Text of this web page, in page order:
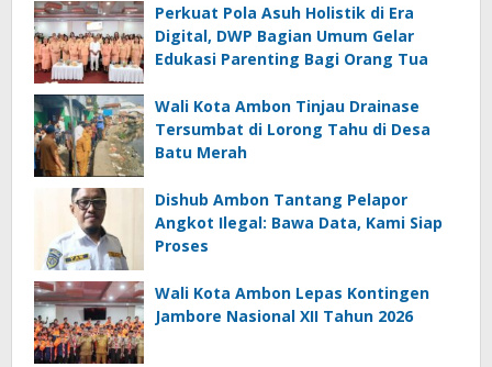
Perkuat Pola Asuh Holistik di Era
Digital, DWP Bagian Umum Gelar
Edukasi Parenting Bagi Orang Tua
Wali Kota Ambon Tinjau Drainase
Tersumbat di Lorong Tahu di Desa
Batu Merah
Dishub Ambon Tantang Pelapor
Angkot Ilegal: Bawa Data, Kami Siap
Proses
Wali Kota Ambon Lepas Kontingen
Jambore Nasional XII Tahun 2026